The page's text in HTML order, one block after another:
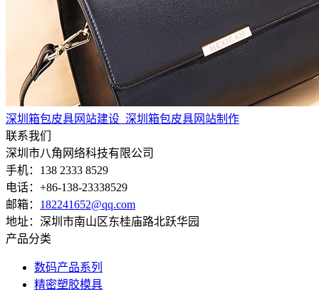
深圳箱包皮具网站建设_深圳箱包皮具网站制作
联系我们
深圳市八角网络科技有限公司
手机：138 2333 8529
电话：+86-138-23338529
邮箱： 182241652@qq.com
地址：深圳市南山区东桂庙路北跃华园
产品分类
数码产品系列
精密塑胶模具